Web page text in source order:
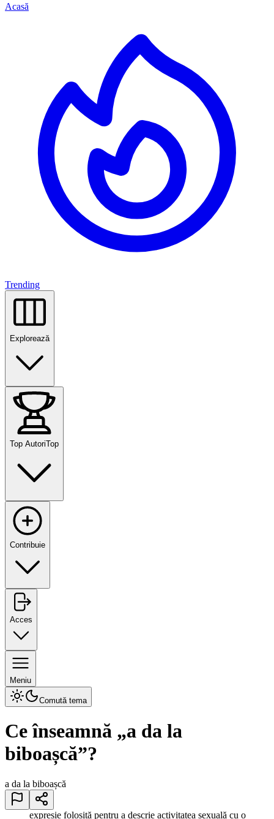
Acasă
Trending
Explorează
Top AutoriTop
Contribuie
Acces
Meniu
Comută tema
Ce înseamnă „a da la
biboașcă”?
a da la biboașcă
expresie folosită pentru a descrie activitatea sexuală cu o